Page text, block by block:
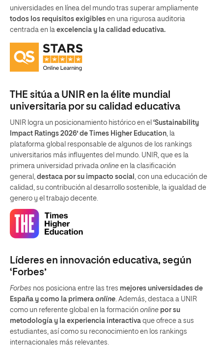
universidades en línea del mundo tras superar ampliamente
todos los requisitos exigibles en una rigurosa auditoria
centrada en la excelencia y la calidad educativa.
THE sitúa a UNIR en la élite mundial
universitaria por su calidad educativa
UNIR logra un posicionamiento histórico en el ‘Sustainability
Impact Ratings 2026’ de Times Higher Education, la
plataforma global responsable de algunos de los rankings
universitarios más influyentes del mundo. UNIR, que es la
primera universidad privada online en la clasificación
general, destaca por su impacto social , con una educación de
calidad, su contribución al desarrollo sostenible, la igualdad de
genero y el trabajo decente.
Líderes en innovación educativa, según
‘Forbes’
Forbes nos posiciona entre las tres mejores universidades de
España y como la primera online. Además, destaca a UNIR
como un referente global en la formación online por su
metodología y la experiencia interactiva que ofrece a sus
estudiantes, así como su reconocimiento en los rankings
internacionales más relevantes.